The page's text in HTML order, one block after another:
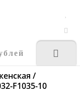
/
F1035-10